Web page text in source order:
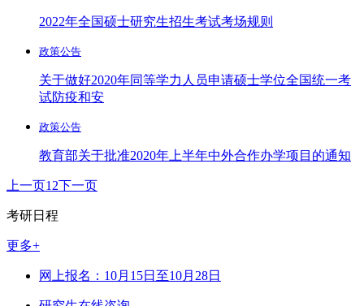
2022年全国硕士研究生招生考试考场规则
政策公告
关于做好2020年同等学力人员申请硕士学位全国统一考
试防疫和安
政策公告
教育部关于批准2020年上半年中外合作办学项目的通知
上一页1 2下一页
考研日程
更多+
网上报名：10月15日至10月28日